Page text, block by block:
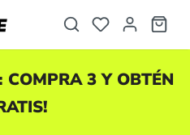
COMPRA 3 Y OBTÉN